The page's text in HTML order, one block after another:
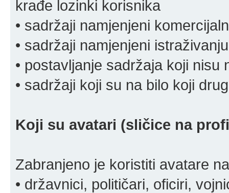
krađe lozinki korisnika
• sadržaji namjenjeni
• sadržaji namjenjeni
• postavljanje sadržaja koji
• sadržaji koji su na bilo koji
Koji su avatari (sličice na
Zabranjeno je koristiti avatare
• državnici, političari, oficiri,